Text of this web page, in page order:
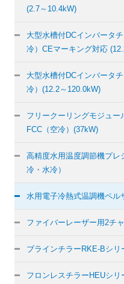
(2.7～10.4kW)
大型水槽付DCインバータ
冷） CEマーキング対応
大型水槽付DCインバータ
冷） (12.2～120.0kW)
フリークーリングモジュー
FCC（空冷）(37kW)
高精度水用温度調節機プレ
冷・水冷）
水用電子冷熱式温調機ペル
ファイバーレーザー用2チ
ブラインチラー RKE-Bシリ
フロンレスチラー HEUシリ